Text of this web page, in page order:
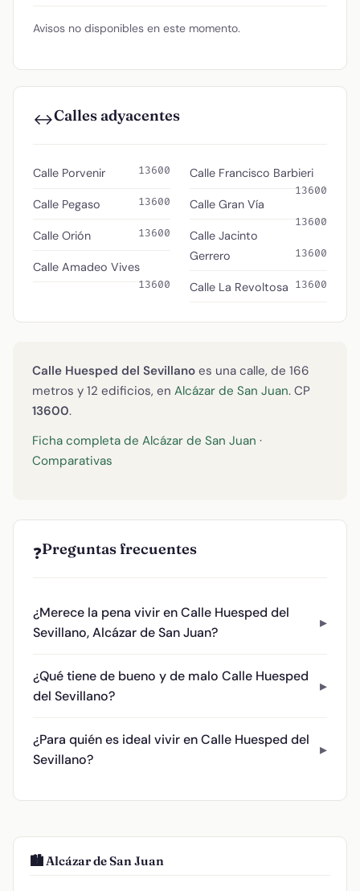
Avisos no disponibles en este momento.
↔️Calles adyacentes
Calle Porvenir 13600
Calle Pegaso 13600
Calle Orión 13600
Calle Amadeo Vives
13600
Calle Francisco Barbieri
13600
Calle Gran Vía
13600
Calle Jacinto
Gerrero
13600
Calle La Revoltosa 13600
Calle Huesped del Sevillano es una calle, de 166
metros y 12 edificios, en Alcázar de San Juan. CP
13600.
Ficha completa de Alcázar de San Juan ·
Comparativas
❓Preguntas frecuentes
¿Merece la pena vivir en Calle Huesped del
Sevillano, Alcázar de San Juan?
¿Qué tiene de bueno y de malo Calle Huesped
del Sevillano?
¿Para quién es ideal vivir en Calle Huesped del
Sevillano?
🏙️ Alcázar de San Juan